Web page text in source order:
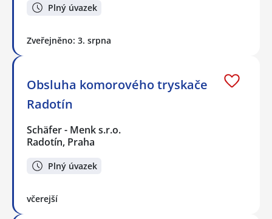
Plný úvazek
Zveřejněno: 3. srpna
Obsluha komorového tryskače
Radotín
Schäfer - Menk s.r.o.
Radotín, Praha
Plný úvazek
včerejší